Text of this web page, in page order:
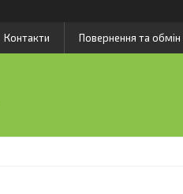
Контакти Повернення та обмін